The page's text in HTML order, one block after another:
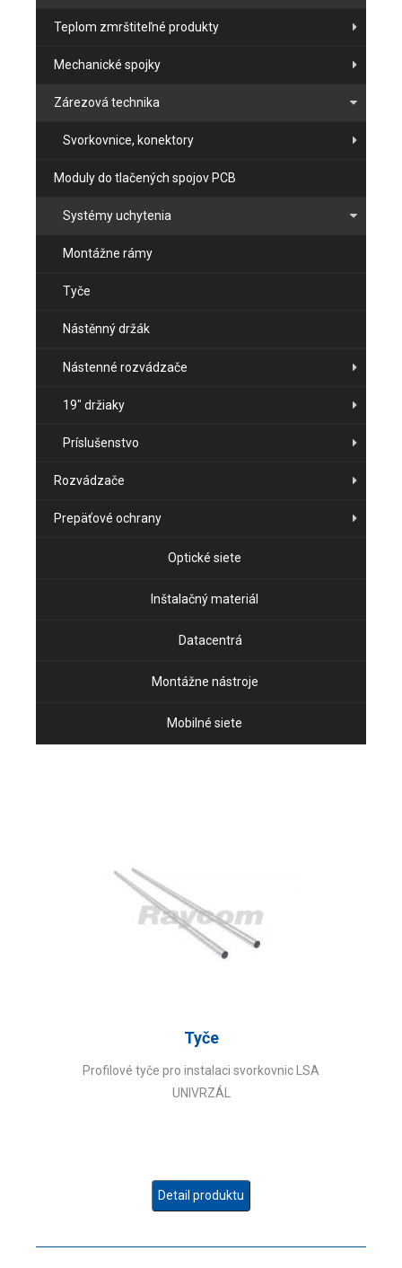
Teplom zmrštiteľné produkty
Mechanické spojky
Zárezová technika
Svorkovnice, konektory
Moduly do tlačených spojov PCB
Systémy uchytenia
Montážne rámy
Tyče
Nástěnný držák
Nástenné rozvádzače
19" držiaky
Príslušenstvo
Rozvádzače
Prepäťové ochrany
Optické siete
Inštalačný materiál
Datacentrá
Montážne nástroje
Mobilné siete
Tyče
Profilové tyče pro instalaci svorkovnic LSA
UNIVRZÁL
Detail produktu